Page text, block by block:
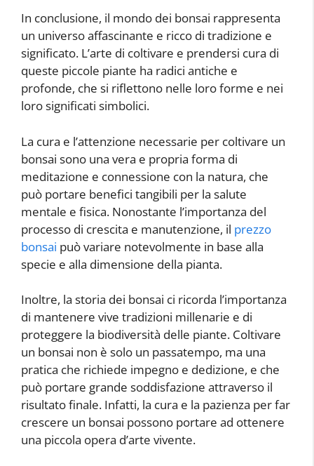
In conclusione, il mondo dei bonsai rappresenta
un universo affascinante e ricco di tradizione e
significato. L’arte di coltivare e prendersi cura di
queste piccole piante ha radici antiche e
profonde, che si riflettono nelle loro forme e nei
loro significati simbolici.
La cura e l’attenzione necessarie per coltivare un
bonsai sono una vera e propria forma di
meditazione e connessione con la natura, che
può portare benefici tangibili per la salute
mentale e fisica. Nonostante l’importanza del
processo di crescita e manutenzione, il prezzo
bonsai può variare notevolmente in base alla
specie e alla dimensione della pianta.
Inoltre, la storia dei bonsai ci ricorda l’importanza
di mantenere vive tradizioni millenarie e di
proteggere la biodiversità delle piante. Coltivare
un bonsai non è solo un passatempo, ma una
pratica che richiede impegno e dedizione, e che
può portare grande soddisfazione attraverso il
risultato finale. Infatti, la cura e la pazienza per far
crescere un bonsai possono portare ad ottenere
una piccola opera d’arte vivente.